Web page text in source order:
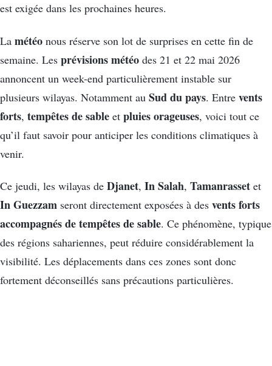
est exigée dans les prochaines heures.
La météo nous réserve son lot de surprises en cette fin de
semaine. Les prévisions météo des 21 et 22 mai 2026
annoncent un week-end particulièrement instable sur
plusieurs wilayas. Notamment au Sud du pays. Entre vents
forts, tempêtes de sable et pluies orageuses, voici tout ce
qu’il faut savoir pour anticiper les conditions climatiques à
venir.
Ce jeudi, les wilayas de Djanet, In Salah, Tamanrasset et
In Guezzam seront directement exposées à des vents forts
accompagnés de tempêtes de sable. Ce phénomène, typique
des régions sahariennes, peut réduire considérablement la
visibilité. Les déplacements dans ces zones sont donc
fortement déconseillés sans précautions particulières.